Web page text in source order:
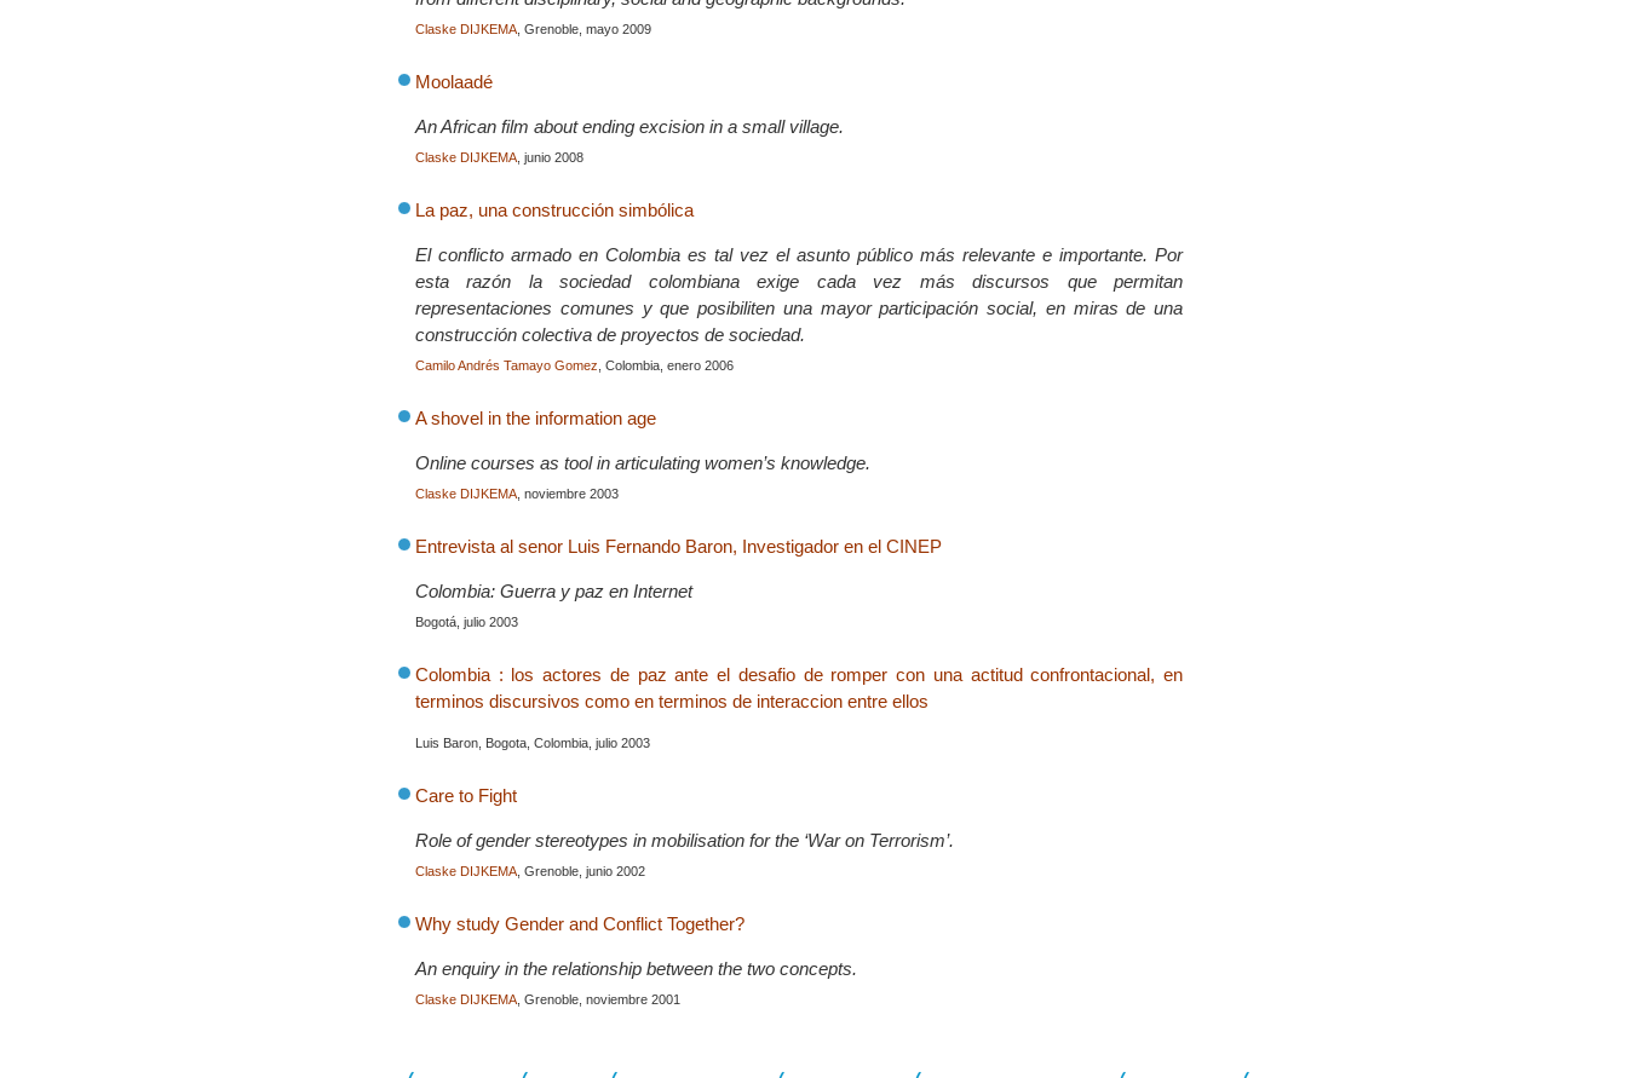
Claske DIJKEMA , Grenoble, mayo 2009
Moolaadé
An African film about ending excision in a small village.
Claske DIJKEMA , junio 2008
La paz, una construcción simbólica
El conflicto armado en Colombia es tal vez el asunto público más relevante e importante. Por
esta razón la sociedad colombiana exige cada vez más discursos que permitan
representaciones comunes y que posibiliten una mayor participación social, en miras de una
construcción colectiva de proyectos de sociedad.
Camilo Andrés Tamayo Gomez , Colombia, enero 2006
A shovel in the information age
Online courses as tool in articulating women’s knowledge.
Claske DIJKEMA , noviembre 2003
Entrevista al senor Luis Fernando Baron, Investigador en el CINEP
Colombia: Guerra y paz en Internet
Bogotá, julio 2003
Colombia : los actores de paz ante el desafio de romper con una actitud confrontacional, en
terminos discursivos como en terminos de interaccion entre ellos
Luis Baron, Bogota, Colombia, julio 2003
Care to Fight
Role of gender stereotypes in mobilisation for the ‘War on Terrorism’.
Claske DIJKEMA , Grenoble, junio 2002
Why study Gender and Conflict Together?
An enquiry in the relationship between the two concepts.
Claske DIJKEMA , Grenoble, noviembre 2001